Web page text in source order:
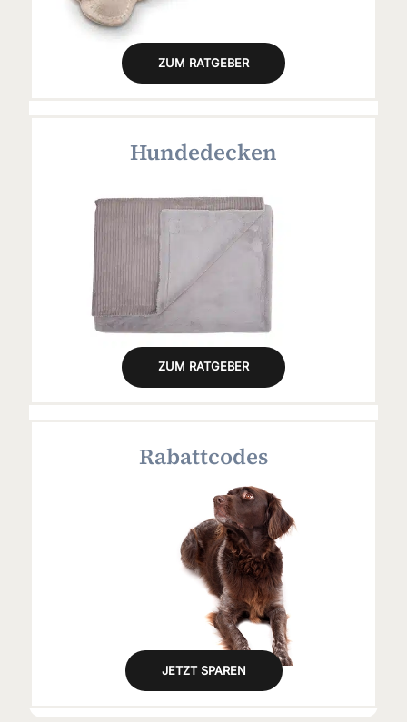
ZUM RATGEBER
Hundedecken
ZUM RATGEBER
Rabattcodes
JETZT SPAREN